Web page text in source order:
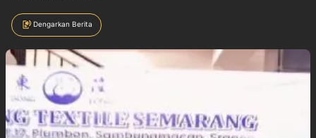
Dengarkan Berita